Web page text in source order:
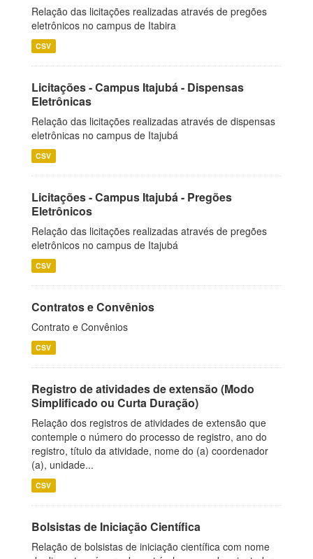
Relação das licitações realizadas através de pregões
eletrônicos no campus de Itabira
CSV
Licitações - Campus Itajubá - Dispensas
Eletrônicas
Relação das licitações realizadas através de dispensas
eletrônicas no campus de Itajubá
CSV
Licitações - Campus Itajubá - Pregões
Eletrônicos
Relação das licitações realizadas através de pregões
eletrônicos no campus de Itajubá
CSV
Contratos e Convênios
Contrato e Convênios
CSV
Registro de atividades de extensão (Modo
Simplificado ou Curta Duração)
Relação dos registros de atividades de extensão que
contemple o número do processo de registro, ano do
registro, título da atividade, nome do (a) coordenador
(a), unidade...
CSV
Bolsistas de Iniciação Científica
Relação de bolsistas de iniciação científica com nome